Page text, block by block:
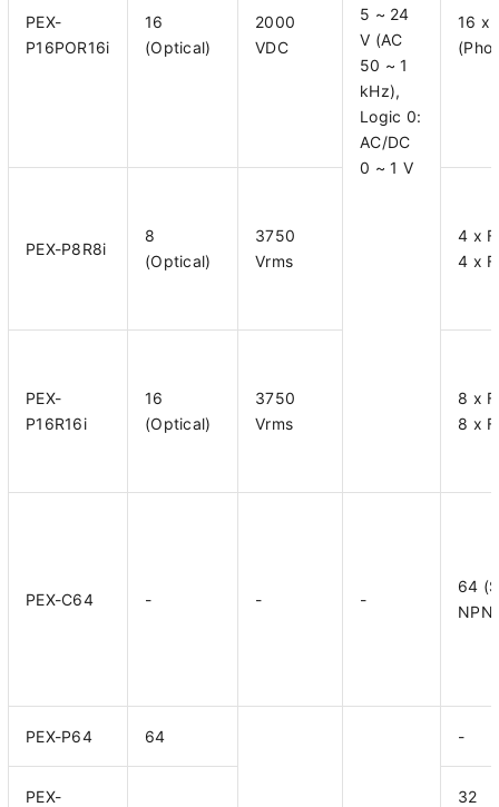
5 ~ 24
V (AC
50 ~ 1
kHz),
Logic 0:
AC/DC
0 ~ 1 V
PEX-
P16POR16i
16
(Optical)
2000
VDC
16 x
PEX-P8R8i
8
(Optical)
3750
Vrms
4 x
4 x
PEX-
P16R16i
16
(Optical)
3750
Vrms
8 x
8 x
PEX-C64 - - -
64
NPN)
PEX-P64 64 -
PEX- 32